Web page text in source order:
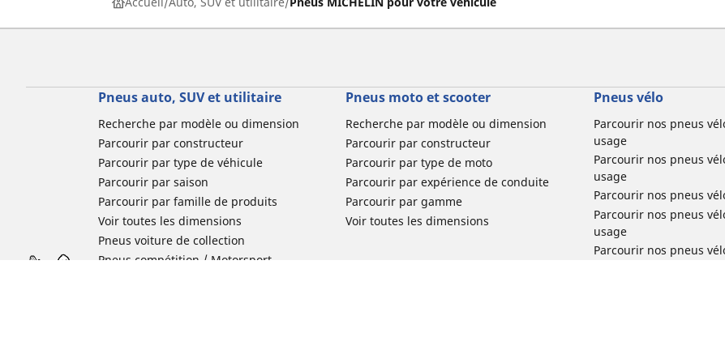
Pneus auto, SUV et utilitaire
Recherche par modèle ou dimension
Parcourir par constructeur
Parcourir par type de véhicule
Parcourir par saison
Parcourir par famille de produits
Voir toutes les dimensions
Pneus voiture de collection
Pneus compétition / Motorsport
Pneus moto et scooter
Recherche par modèle ou dimension
Parcourir par constructeur
Parcourir par type de moto
Parcourir par expérience de conduite
Parcourir par gamme
Voir toutes les dimensions
Pneus vélo
Parcourir nos pneus
usage
Parcourir nos pneus
usage
Parcourir nos pneus
Parcourir nos pneus
usage
Parcourir nos pneus